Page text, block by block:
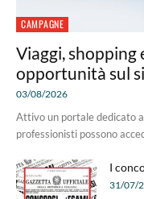
CAMPAGNE
Viaggi, shopping
opportunità sul
03/08/2026
Attivo un portale dedicato
professionisti possono
I
31/07/